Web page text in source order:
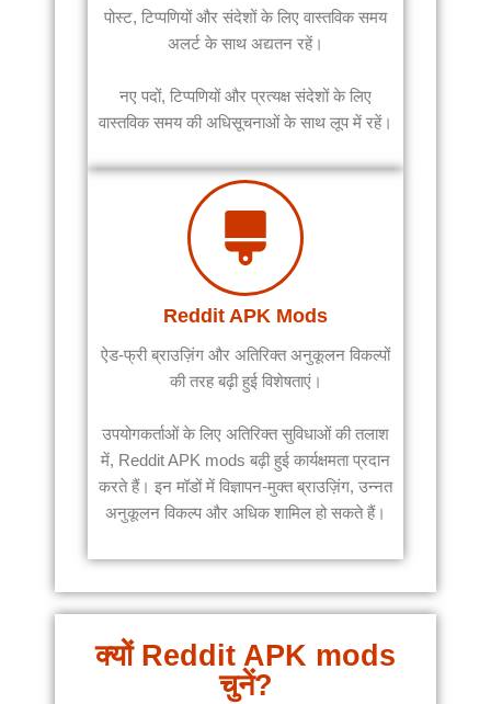
पोस्ट, टिप्पणियों और संदेशों के लिए वास्तविक समय
अलर्ट के साथ अद्यतन रहें।
नए पदों, टिप्पणियों और प्रत्यक्ष संदेशों के लिए
वास्तविक समय की अधिसूचनाओं के साथ लूप में रहें।
Reddit APK Mods
ऐड-फ्री ब्राउज़िंग और अतिरिक्त अनुकूलन विकल्पों
की तरह बढ़ी हुई विशेषताएं।
उपयोगकर्ताओं के लिए अतिरिक्त सुविधाओं की तलाश
में, Reddit APK mods बढ़ी हुई कार्यक्षमता प्रदान
करते हैं। इन मॉडों में विज्ञापन-मुक्त ब्राउज़िंग, उन्नत
अनुकूलन विकल्प और अधिक शामिल हो सकते हैं।
क्यों Reddit APK mods
चुनें?